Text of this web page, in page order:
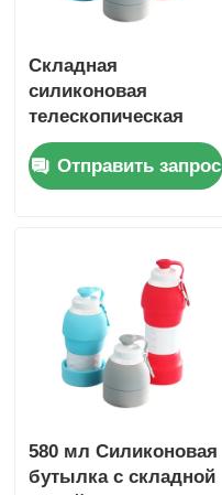
Складная
силиконовая
телескопическая
кружка для
путешествий 580 мл,
спортивная
для питьевой воды
Отправить запрос
580 мл Силиконовая
бутылка с складной